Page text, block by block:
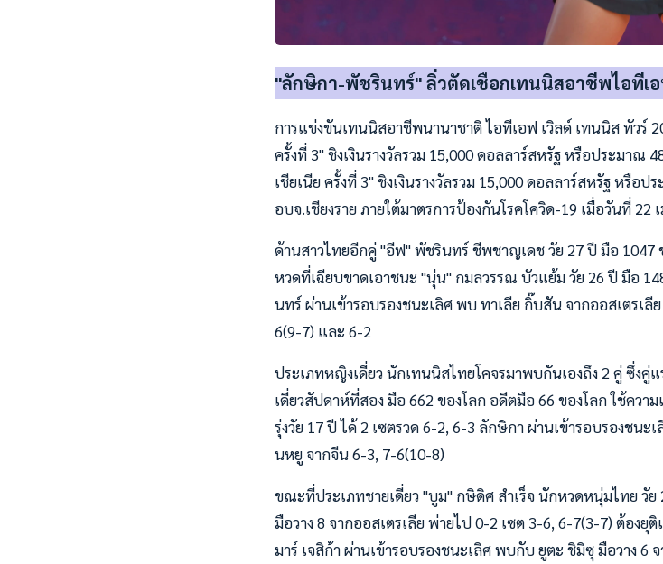
"ลักษิกา-พัชรินทร์" ลิ่วตัดเชือกเทนนิสอาชีพไอทีเอ
การแข่งขันเทนนิสอาชีพนานาชาติ ไอทีเอฟ เวิลด์ เทนนิส ทัวร์
ครั้งที่ 3" ชิงเงินรางวัลรวม 15,000 ดอลลาร์สหรัฐ หรือประมาณ
เชียเนีย ครั้งที่ 3" ชิงเงินรางวัลรวม 15,000 ดอลลาร์สหรัฐ หรือ
อบจ.เชียงราย ภายใต้มาตรการป้องกันโรคโควิด-19 เมื่อวันที่ 22
ด้านสาวไทยอีกคู่ "อีฟ" พัชรินทร์ ชีพชาญเดช วัย 27 ปี มือ 1047
หวดที่เฉียบขาดเอาชนะ "นุ่น" กมลวรรณ บัวแย้ม วัย 26 ปี มือ
นทร์ ผ่านเข้ารอบรองชนะเลิศ พบ ทาเลีย กิ๊บสัน จากออสเตรเลี
6(9-7) และ 6-2
ประเภทหญิงเดี่ยว นักเทนนิสไทยโคจรมาพบกันเองถึง 2 คู่ ซึ่ง
เดี่ยวสัปดาห์ที่สอง มือ 662 ของโลก อดีตมือ 66 ของโลก ใช้ควา
รุ่งวัย 17 ปี ได้ 2 เซตรวด 6-2, 6-3 ลักษิกา ผ่านเข้ารอบรองชน
นหยู จากจีน 6-3, 7-6(10-8)
ขณะที่ประเภทชายเดี่ยว "บูม" กษิดิศ สำเร็จ นักหวดหนุ่มไทย วัย
มือวาง 8 จากออสเตรเลีย พ่ายไป 0-2 เซต 3-6, 6-7(3-7) ต้อง
มาร์ เจสิก้า ผ่านเข้ารอบรองชนะเลิศ พบกับ ยูตะ ชิมิซุ มือวาง 6